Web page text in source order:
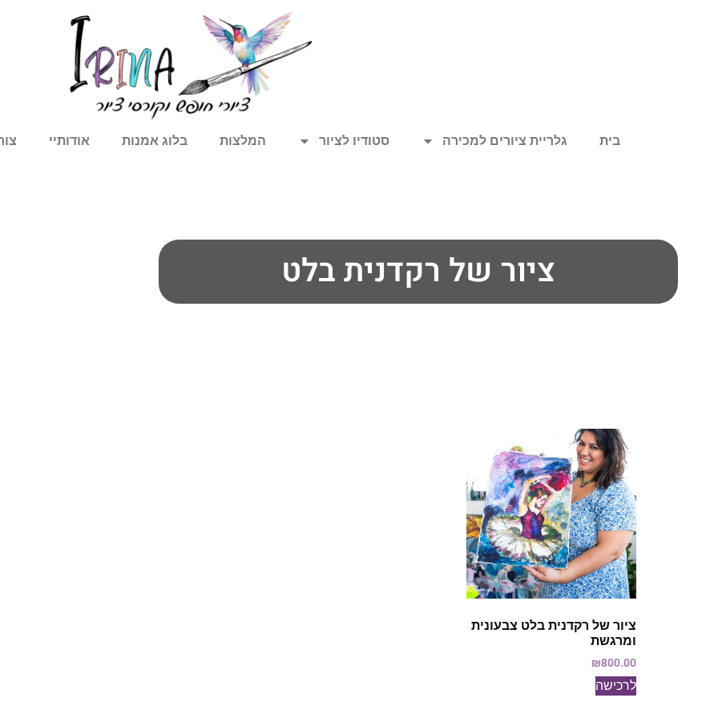
בית גלריית ציורים למכירה סטודיו לציור המלצות בלוג אמנות אודותיי
ציור של רקדנית בלט
ציור של רקדנית בלט צבעונית
ומרגשת
₪800.00
לרכישה